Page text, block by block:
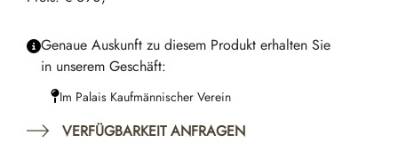
Genaue Auskunft zu diesem Produkt erhalten Sie
in unserem Geschäft:
Im Palais Kaufmännischer Verein
VERFÜGBARKEIT ANFRAGEN